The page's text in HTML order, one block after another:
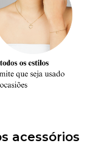
acessórios